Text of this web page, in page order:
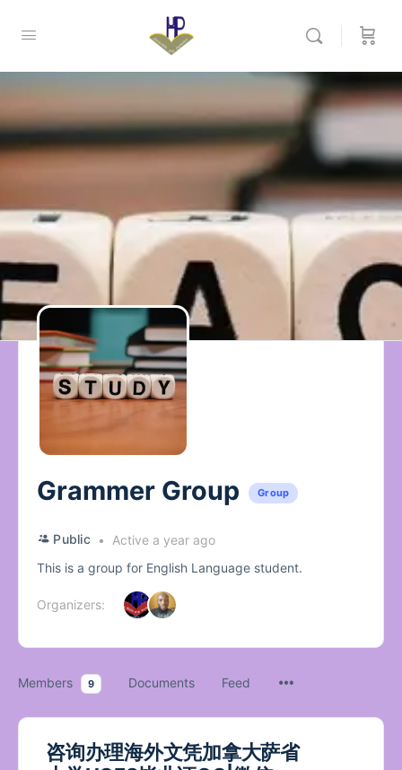
Grammer Group Group
Public
Active a year ago
This is a group for English Language student.
Organizers:
Members 9 Documents Feed
咨询办理海外文凭加拿大萨省